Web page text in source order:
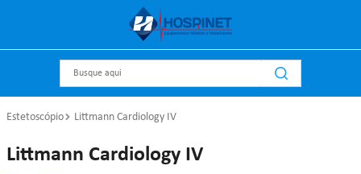
Estetoscópio Littmann Cardiology IV
Littmann Cardiology IV